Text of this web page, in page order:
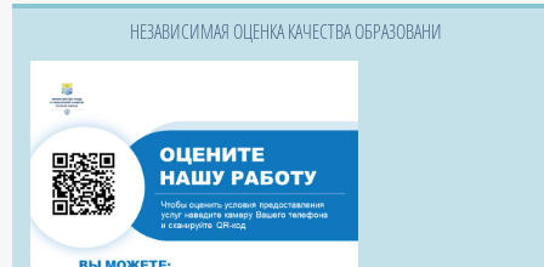
НЕЗАВИСИМАЯ ОЦЕНКА КАЧЕСТВА ОБРАЗОВАНИ